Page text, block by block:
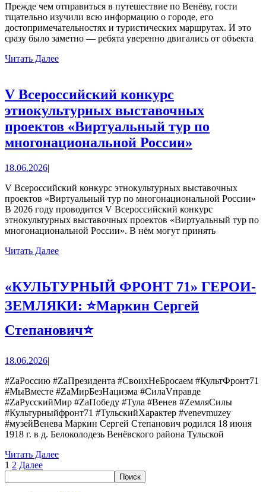
самые
туристы!
Прежде чем отправиться в путешествие по Венёву, гости
тщательно изучили всю информацию о городе, его
достопримечательностях и туристических маршрутах. И это
сразу было заметно — ребята уверенно двигались от объекта
Читать ДалееЧитать
V Всероссийский конкурс
этнокультурных выставочных
проектов «Виртуальный тур по
многонациональной России»
проектов
России»
18.06.202618.06.2026
|
V Всероссийский конкурс этнокультурных выставочных
проектов «Виртуальный тур по многонациональной России»
В 2026 году проводится V Всероссийский конкурс
этнокультурных выставочных проектов «Виртуальный тур по
многонациональной России». В нём могут принять
Читать ДалееЧитать
«КУЛЬТУРНЫЙ ФРОНТ 71» ГЕРОИ-
ЗЕМЛЯКИ: ⭐Маркин Сергей
Степанович⭐«КУЛЬТУРНЫЙ
ФРОНТ
ГЕРОИ-
ЗЕМЛЯКИ:
⭐Маркин
Сергей
18.06.202618.06.2026
|
#ZаРоссию #ZаПрезидента #СвоихНеБросаем #КультФронт71
#МыВместе #ZaМирБезНацизма #СилаVправде
#ZaРусскийМир #ZaПобеду #Тула #Венев #ZемляСилы
#Культурныйфронт71 #ТульскийХарактер #venevmuzey
#музейВенева Маркин Сергей Степанович родился 18 июня
1918 г. в д. Белоколодезь Венёвского района Тульской
Читать ДалееЧитать
Пагинация
записей
1 2 Далее
Поиск